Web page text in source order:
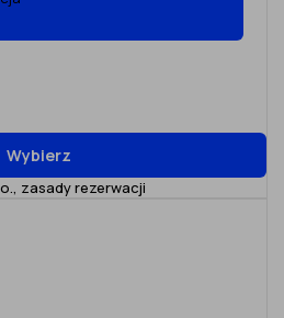
Wybierz
zasady rezerwacji